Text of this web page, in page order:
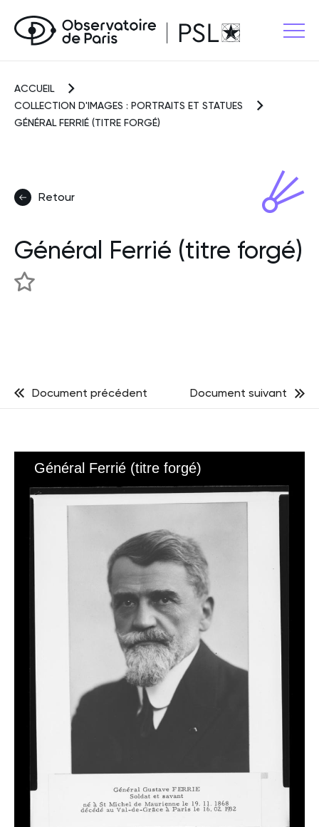
ACCUEIL
COLLECTION D'IMAGES : PORTRAITS ET STATUES
GÉNÉRAL FERRIÉ (TITRE FORGÉ)
Retour
Général Ferrié (titre forgé)
Document précédent Document suivant
Général Ferrié (titre forgé)